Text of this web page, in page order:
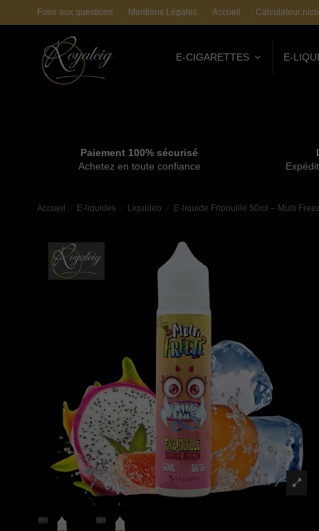
Foire aux questions Mentions Légales Accueil Calculateur
E-CIGARETTES E-
Paiement 100% sécurisé
Achetez en toute confiance
Accueil E-liquides Liquideo E-liquide Fripouille 50ml – Multi